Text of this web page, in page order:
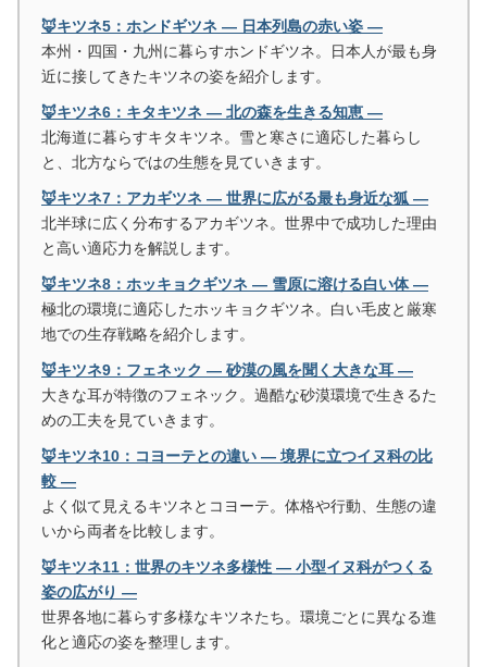
🦊キツネ5：ホンドギツネ ― 日本列島の赤い姿 ―
本州・四国・九州に暮らすホンドギツネ。日本人が最も身
近に接してきたキツネの姿を紹介します。
🦊キツネ6：キタキツネ ― 北の森を生きる知恵 ―
北海道に暮らすキタキツネ。雪と寒さに適応した暮らし
と、北方ならではの生態を見ていきます。
🦊キツネ7：アカギツネ ― 世界に広がる最も身近な狐 ―
北半球に広く分布するアカギツネ。世界中で成功した理由
と高い適応力を解説します。
🦊キツネ8：ホッキョクギツネ ― 雪原に溶ける白い体 ―
極北の環境に適応したホッキョクギツネ。白い毛皮と厳寒
地での生存戦略を紹介します。
🦊キツネ9：フェネック ― 砂漠の風を聞く大きな耳 ―
大きな耳が特徴のフェネック。過酷な砂漠環境で生きるた
めの工夫を見ていきます。
🦊キツネ10：コヨーテとの違い ― 境界に立つイヌ科の比
較 ―
よく似て見えるキツネとコヨーテ。体格や行動、生態の違
いから両者を比較します。
🦊キツネ11：世界のキツネ多様性 ― 小型イヌ科がつくる
姿の広がり ―
世界各地に暮らす多様なキツネたち。環境ごとに異なる進
化と適応の姿を整理します。